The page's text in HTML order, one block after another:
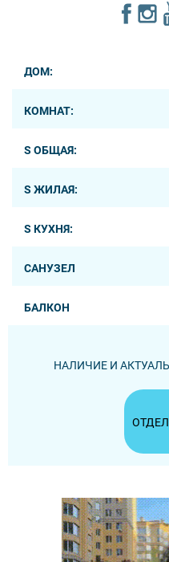
ДОМ:
КОМНАТ:
S ОБЩАЯ:
S ЖИЛАЯ:
S КУХНЯ:
САНУЗЕЛ
БАЛКОН
НАЛИЧИЕ И